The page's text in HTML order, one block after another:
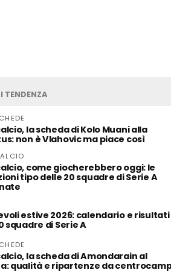
TENDENZA
la scheda di Kolo Muani alla
non è Vlahovic ma piace così
come giocherebbero oggi: le
tipo delle 20 squadre di Serie A
estive 2026: calendario e risultati
squadre di Serie A
la scheda di Amondarain al
qualità e ripartenze da